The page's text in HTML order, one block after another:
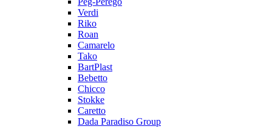
Verdi
Riko
Roan
Camarelo
Tako
BartPlast
Bebetto
Chicco
Stokke
Caretto
Dada Paradiso Group